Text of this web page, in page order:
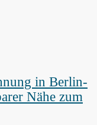
in Berlin-
Nähe zum